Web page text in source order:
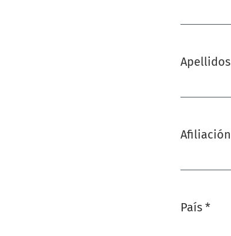
Apellidos
Afiliación
País *